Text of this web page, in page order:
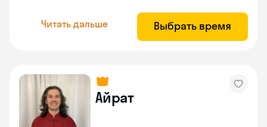
Читать дальше Выбрать время
Айрат